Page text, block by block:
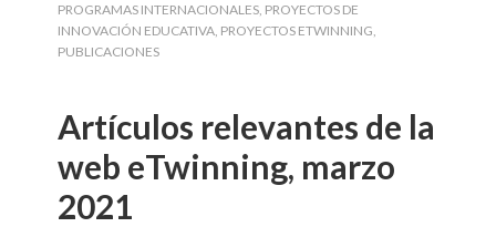
PROGRAMAS INTERNACIONALES, PROYECTOS DE
INNOVACIÓN EDUCATIVA, PROYECTOS ETWINNING,
PUBLICACIONES
Artículos relevantes de la
web eTwinning, marzo
2021